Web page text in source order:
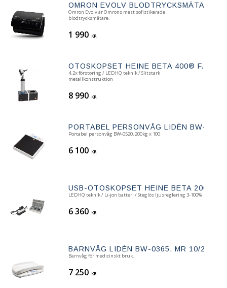
OMRON EVOLV BLODTRYCKSMÄTARE
Omron Evolv är Omrons mest sofistikerade
blodtrycksmätare.
1 990 KR
OTOSKOPSET HEINE BETA 400® F.O.
4.2x förstoring / LEDHQ teknik / Slitstark
metallkonstruktion
8 990 KR
PORTABEL PERSONVÅG LIDÉN BW-
Portabel personvåg BW-0520, 200kg x 100
6 100 KR
USB-OTOSKOPSET HEINE BETA 200®
LEDHQ teknik / Li-jon batteri / Steglös ljusreglering 3-100%
6 360 KR
BARNVÅG LIDÉN BW-0365, MR 10/20KG
​Barnvåg för medicinskt bruk.
7 250 KR